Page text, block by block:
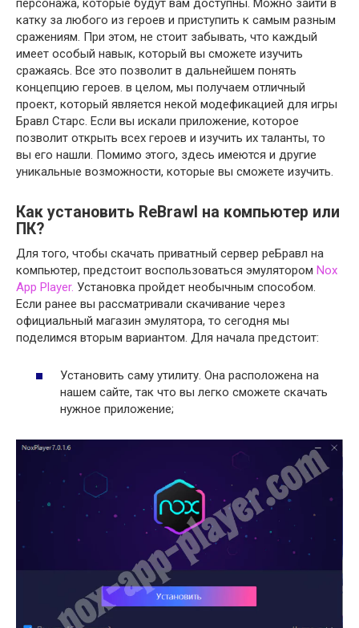
персонажа, которые будут вам доступны. Можно зайти в
катку за любого из героев и приступить к самым разным
сражениям. При этом, не стоит забывать, что каждый
имеет особый навык, который вы сможете изучить
сражаясь. Все это позволит в дальнейшем понять
концепцию героев. в целом, мы получаем отличный
проект, который является некой модефикацией для игры
Бравл Старс. Если вы искали приложение, которое
позволит открыть всех героев и изучить их таланты, то
вы его нашли. Помимо этого, здесь имеются и другие
уникальные возможности, которые вы сможете изучить.
Как установить ReBrawl на компьютер или
ПК?
Для того, чтобы скачать приватный сервер реБравл на
компьютер, предстоит воспользоваться эмулятором Nox
App Player. Установка пройдет необычным способом.
Если ранее вы рассматривали скачивание через
официальный магазин эмулятора, то сегодня мы
поделимся вторым вариантом. Для начала предстоит:
Установить саму утилиту. Она расположена на
нашем сайте, так что вы легко сможете скачать
нужное приложение;